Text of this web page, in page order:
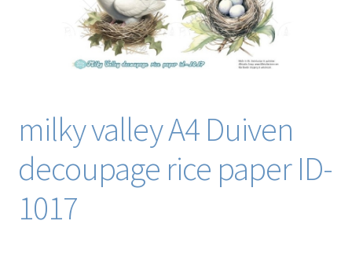
milky valley A4 Duiven
decoupage rice paper ID-
1017